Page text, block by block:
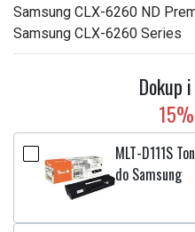
Samsung CLX-6260 ND
Samsung CLX-6260 Series
Dokup
MLT-D111S
do Samsung